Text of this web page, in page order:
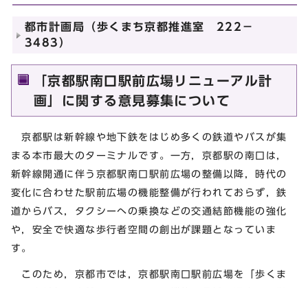
都市計画局（歩くまち京都推進室 222－
3483）
「京都駅南口駅前広場リニューアル計
画」に関する意見募集について
京都駅は新幹線や地下鉄をはじめ多くの鉄道やバスが集
まる本市最大のターミナルです。一方，京都駅の南口は，
新幹線開通に伴う京都駅南口駅前広場の整備以降，時代の
変化に合わせた駅前広場の機能整備が行われておらず，鉄
道からバス，タクシーへの乗換などの交通結節機能の強化
や，安全で快適な歩行者空間の創出が課題となっていま
す。
このため，京都市では，京都駅南口駅前広場を「歩くま